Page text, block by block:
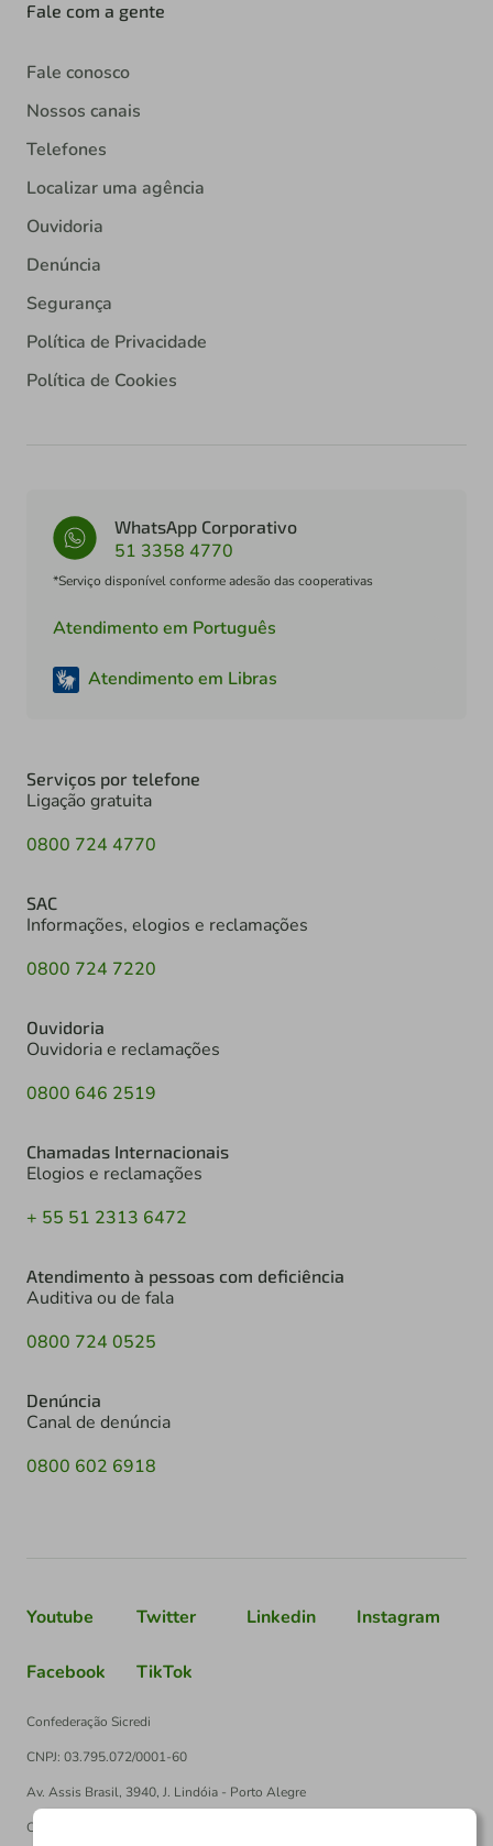
Fale com a gente
Fale conosco
Nossos canais
Telefones
Localizar uma agência
Ouvidoria
Denúncia
Segurança
Política de Privacidade
Política de Cookies
WhatsApp Corporativo
51 3358 4770
*Serviço disponível conforme adesão das cooperativas
Atendimento em Português
Atendimento em Libras
Serviços por telefone
Ligação gratuita
0800 724 4770
SAC
Informações, elogios e reclamações
0800 724 7220
Ouvidoria
Ouvidoria e reclamações
0800 646 2519
Chamadas Internacionais
Elogios e reclamações
+ 55 51 2313 6472
Atendimento à pessoas com deficiência
Auditiva ou de fala
0800 724 0525
Denúncia
Canal de denúncia
0800 602 6918
Youtube Twitter Linkedin Instagram
Facebook TikTok
Confederação Sicredi
CNPJ: 03.795.072/0001-60
Av. Assis Brasil, 3940, J. Lindóia - Porto Alegre
CEP: 91010-003